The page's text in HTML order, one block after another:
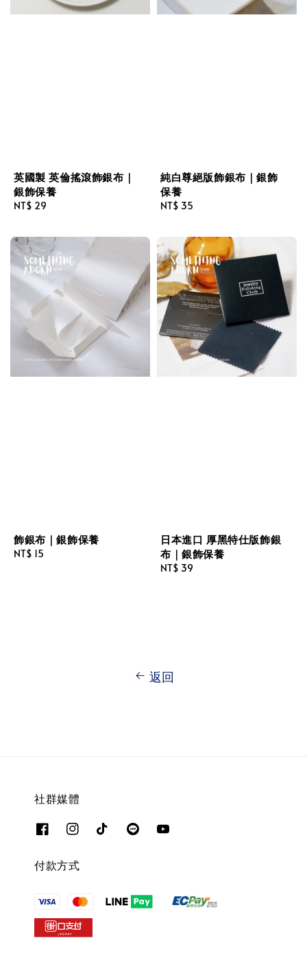
英國製 英倫搖滾飾銀布｜
銀飾保養
Regular
NT$ 29
純白尊絕版飾銀布｜銀飾
保養
Regular
NT$ 35
飾銀布｜銀飾保養
Regular
NT$ 15
日本進口 厚黑特仕版飾銀
布｜銀飾保養
Regular
NT$ 39
返回
社群媒體
付款方式